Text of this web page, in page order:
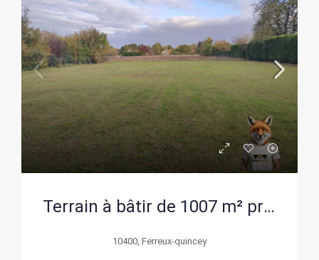
Terrain à bâtir de 1007 m² proche de Nogent-sur-Seine – Certificat positif
10400, Ferreux-quincey